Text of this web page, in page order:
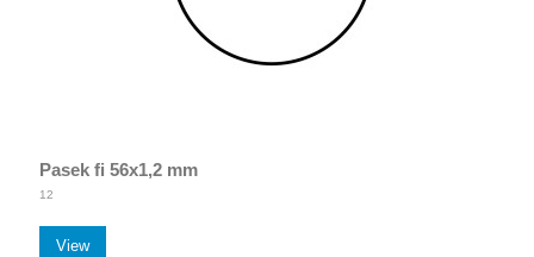
Pasek fi 56x1,2 mm
12
View